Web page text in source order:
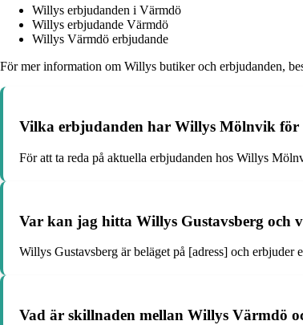
Willys erbjudanden i Värmdö
Willys erbjudande Värmdö
Willys Värmdö erbjudande
För mer information om Willys butiker och erbjudanden,
Vilka erbjudanden har Willys Mölnvik för
För att ta reda på aktuella erbjudanden hos Willys
Var kan jag hitta Willys Gustavsberg och
Willys Gustavsberg är beläget på [adress] och
Vad är skillnaden mellan Willys Värmdö